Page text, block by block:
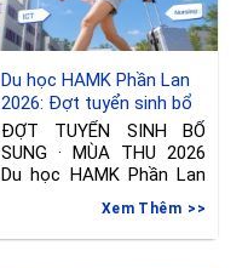
Du học HAMK Phần Lan
2026: Đợt tuyển sinh bổ
sung ngành International
Business & Công nghệ
thông tin
ĐỢT TUYỂN SINH BỔ
SUNG · MÙA THU 2026
Du học HAMK Phần Lan
Xem Thêm